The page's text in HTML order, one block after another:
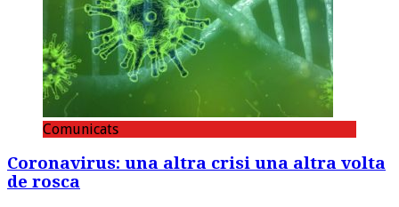
Comunicats
Coronavirus: una altra crisi una altra volta
de rosca